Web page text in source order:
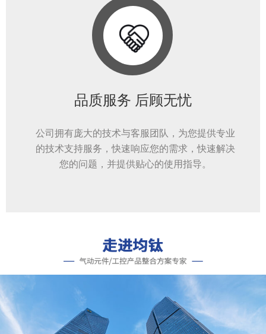
品质服务 后顾无忧
公司拥有庞大的技术与客服团队，为您提供专业
的技术支持服务，快速响应您的需求，快速解决
您的问题，并提供贴心的使用指导。